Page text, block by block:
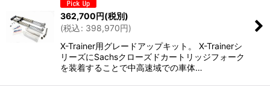
362,700円(税別)
(税込: 398,970円)
X-Trainer用グレードアップキット。 X-Trainerシ
リーズにSachsクローズドカートリッジフォーク
を装着することで中高速域での車体…